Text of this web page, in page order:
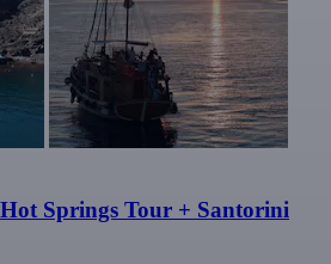
Springs Tour + Santorini